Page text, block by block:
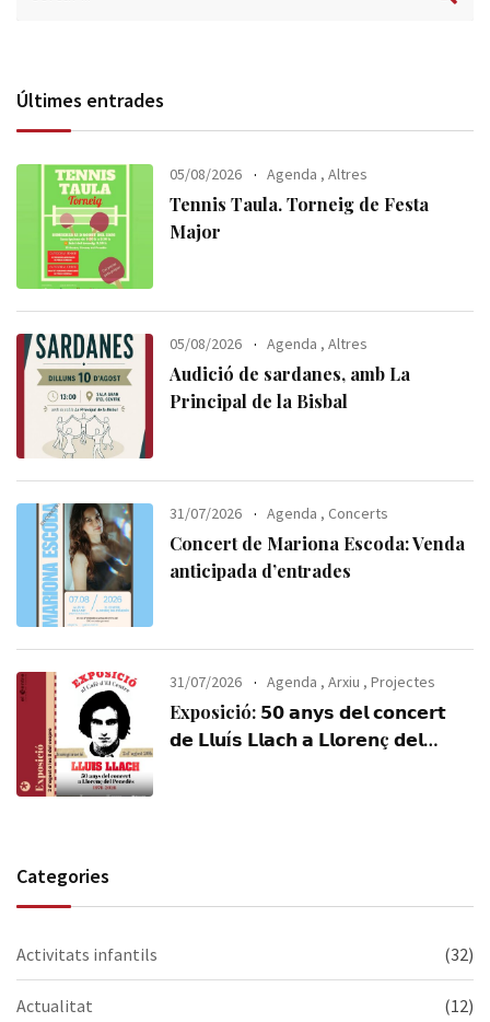
Últimes entrades
05/08/2026 Agenda ,Altres
Tennis Taula. Torneig de Festa
Major
05/08/2026 Agenda ,Altres
Audició de sardanes, amb La
Principal de la Bisbal
31/07/2026 Agenda , Concerts
Concert de Mariona Escoda: Venda
anticipada d’entrades
31/07/2026 Agenda ,Arxiu ,Projectes
Exposició: 𝟱𝟬 𝗮𝗻𝘆𝘀 𝗱𝗲𝗹 𝗰𝗼𝗻𝗰𝗲𝗿𝘁
𝗱𝗲 𝗟𝗹𝘂í𝘀 𝗟𝗹𝗮𝗰𝗵 𝗮 𝗟𝗹𝗼𝗿𝗲𝗻ç 𝗱𝗲𝗹
Categories
Activitats infantils (32)
Actualitat (12)